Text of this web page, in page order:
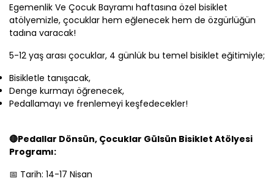
Egemenlik Ve Çocuk Bayramı haftasına özel bisiklet
atölyemizle, çocuklar hem eğlenecek hem de özgürlüğün
tadına varacak!
5-12 yaş arası çocuklar, 4 günlük bu temel bisiklet eğitimiyle;
Bisikletle tanışacak,
Denge kurmayı öğrenecek,
Pedallamayı ve frenlemeyi keşfedecekler!
🔴Pedallar Dönsün, Çocuklar Gülsün Bisiklet Atölyesi
Programı:
📅 Tarih: 14-17 Nisan